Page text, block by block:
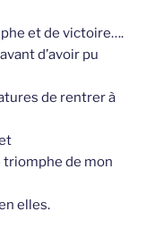
et de victoire….
d’avoir pu
de rentrer à
triomphe de mon
elles.